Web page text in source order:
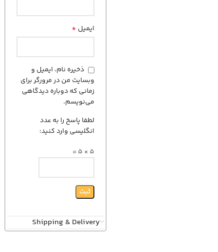
ایمیل *
ذخیره نام، ایمیل و
وبسایت من در مرورگر برای
زمانی که دوباره دیدگاهی
می‌نویسم.
لطفا پاسخ را به عدد
انگلیسی وارد کنید:
5 × 5 =
Shipping & Delivery